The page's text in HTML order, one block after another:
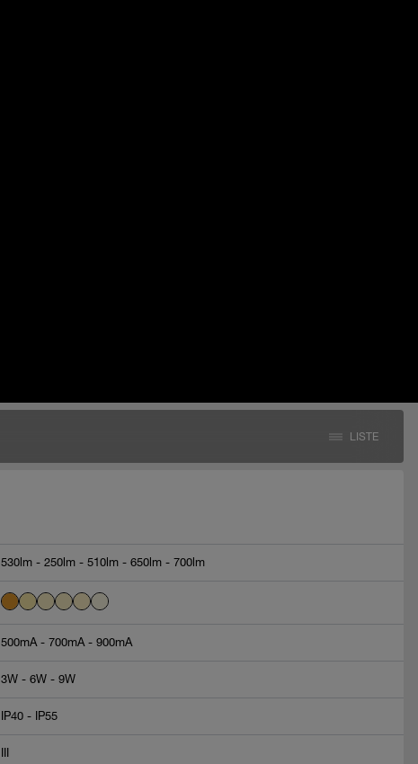
LISTE
530lm - 250lm - 510lm - 650lm - 700lm
500mA - 700mA - 900mA
3W - 6W - 9W
IP40 - IP55